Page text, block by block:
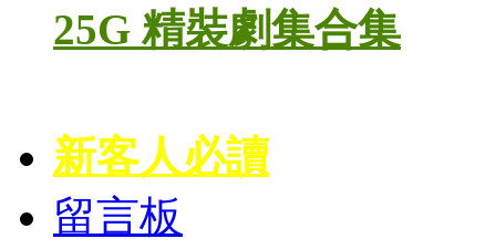
25G 精裝劇集合集
新客人必讀
留言板